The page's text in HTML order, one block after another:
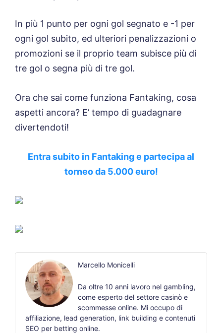
In più 1 punto per ogni gol segnato e -1 per
ogni gol subito, ed ulteriori penalizzazioni o
promozioni se il proprio team subisce più di
tre gol o segna più di tre gol.
Ora che sai come funziona Fantaking, cosa
aspetti ancora? E’ tempo di guadagnare
divertendoti!
Entra subito in Fantaking e partecipa al
torneo da 5.000 euro!
Marcello Monicelli
Da oltre 10 anni lavoro nel gambling,
come esperto del settore casinò e
scommesse online. Mi occupo di
affiliazione, lead generation, link building e contenuti
SEO per betting online.